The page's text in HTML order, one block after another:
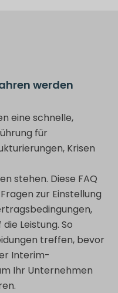
werden
eine schnelle,
für
Krisen
stehen. Diese FAQ
zur Einstellung
Leistung. So
treffen, bevor
Interim-
Ihr Unternehmen